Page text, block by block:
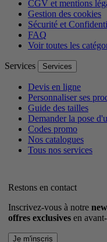
CGV et mentions
Gestion des cookies
Sécurité et
FAQ
Voir toutes les
Services Services
Devis en ligne
Personnaliser ses
Guide des tailles
Demander la pose
Codes promo
Nos catalogues
Tous nos services
Restons en contact
Inscrivez-vous à notre
offres exclusives en